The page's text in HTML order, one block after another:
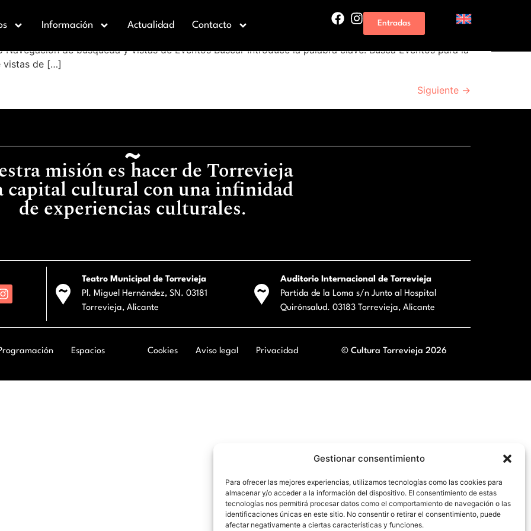
Gestionar consentimiento
Para ofrecer las mejores experiencias, utilizamos tecnologías como las cookies para
almacenar y/o acceder a la información del dispositivo. El consentimiento de estas
tecnologías nos permitirá procesar datos como el comportamiento de navegación o las
identificaciones únicas en este sitio. No consentir o retirar el consentimiento, puede
afectar negativamente a ciertas características y funciones.
Información Actualidad Contacto Entradas
de búsqueda y vistas de Eventos Buscar Introduce la palabra clave. Busca Eventos para la
vistas de […]
Siguiente →
misión es hacer de Torrevieja
capital cultural con una infinidad
de experiencias culturales.
Teatro Municipal de Torrevieja
Pl. Miguel Hernández, SN. 03181
Torrevieja, Alicante
Auditorio Internacional de Torrevieja
Partida de la Loma s/n Junto al Hospital
Quirónsalud. 03183 Torrevieja, Alicante
Espacios Cookies Aviso legal Privacidad © Cultura Torrevieja 2026